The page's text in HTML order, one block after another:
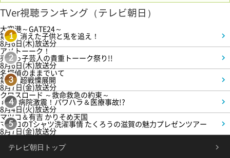
TVer視聴ランキング（テレビ朝日）
1
大空港～GATE24～
第3話 消えた子供と兎を追え！
8月6日(木)放送分
2
アメトーーク！
売れっ子芸人の貴重トーーク祭り!!
8月6日(木)放送分
3
名探偵のままでいて
第4話 超戦慄展開
8月7日(金)放送分
4
クロスロード ～救命救急の約束～
＃5 病院激震！パワハラ＆医療事故!?
8月4日(火)放送分
5
マツコ＆有吉 かりそめ天国
マツコのTシャツ洗濯事情 たくろうの滋賀の魅力プレゼンツアー
8月7日(金)放送分
テレビ朝日トップ